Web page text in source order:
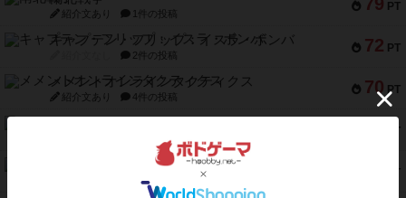
79 PT
紹介文あり 1件の投稿
72 PT
キャプテン・フリップ：イスラ・ボンバ
2件の投稿
70 PT
メメントオンラインタクティクス
紹介文あり 4件の投稿
PT
1件の投稿
PT
1件の投稿